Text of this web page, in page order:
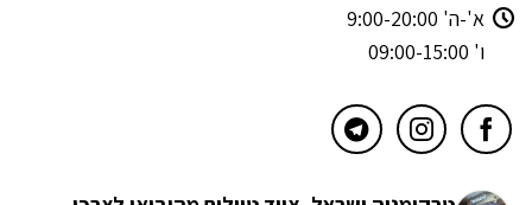
א'-ה' 9:00-20:00
ו' 09:00-15:00